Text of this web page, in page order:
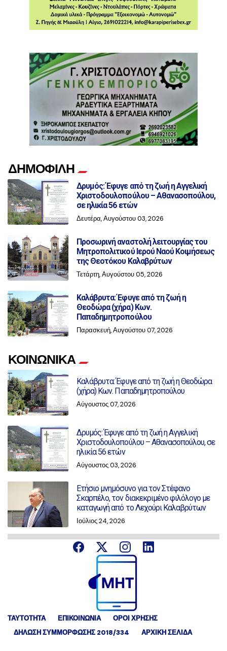
ΔΗΜΟΦΙΛΗ
Δρυμός: Έφυγε από τη ζωή η Αγγελική
Χριστοδουλοπούλου – Αθανασοπούλου,
σε ηλικία 56 ετών
Δευτέρα, Αυγούστου 03, 2026
Προσωρινή αναστολή λειτουργίας του
Μητροπολιτικού Ιερού Ναού Κοιμήσεως
της Θεοτόκου Καλαβρύτων
Τετάρτη, Αυγούστου 05, 2026
Καλάβρυτα: Έφυγε από τη ζωή η
Θεοδώρα (χήρα) Κων.
Παπαδημητροπούλου
Παρασκευή, Αυγούστου 07, 2026
ΚΟΙΝΩΝΙΚΑ
Καλάβρυτα: Έφυγε από τη ζωή η Θεοδώρα
(χήρα) Κων. Παπαδημητροπούλου
Αύγουστος 07, 2026
Δρυμός: Έφυγε από τη ζωή η Αγγελική
Χριστοδουλοπούλου – Αθανασοπούλου, σε
ηλικία 56 ετών
Αύγουστος 03, 2026
Ετήσιο μνημόσυνο για τον Στέφανο
Σκαρπέλο, τον διακεκριμένο φιλόλογο με
καταγωγή από το Λεχούρι Καλαβρύτων
Ιούλιος 24, 2026
ΤΑΥΤΟΤΗΤΑ ΕΠΙΚΟΙΝΩΝΙΑ
ΟΡΟΙ ΧΡΗΣΗΣ
ΔΉΛΩΣΗ ΣΥΜΜΌΡΦΩΣΗΣ 2018/334
ΑΡΧΙΚΗ ΣΕΛΙΔΑ